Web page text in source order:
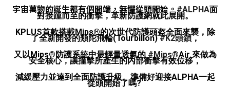
宇宙萬物的誕生都有個開端，無懼從頭開始。#ALPHA面
對接踵而至的衝擊，革新防護網就此展開。
KPLUS首款搭載Mips®的次世代防護頭盔全面來襲，除
了全新開發的類陀飛輪(Tourbillon) #K2頭鎖，
又以Mips®防護系統中最輕量透氣的 #Mips®Air 來做為
安全核心，讓撞擊所產生的內部衝擊有效位移，
減緩壓力並達到全面防護升級。準備好迎接ALPHA一起
從頭開始了嗎?